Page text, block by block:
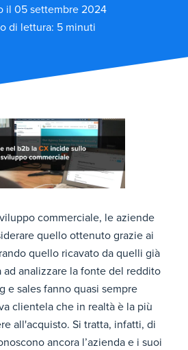
il 05 settembre 2024
di lettura: 5 minuti
commerciale, le aziende
quello ottenuto grazie ai
quello ricavato da quelli già
ad analizzare la fonte del reddito
e sales fanno quasi sempre
clientela che in realtà è la più
all'acquisto. Si tratta, infatti, di
ancora l’azienda e i suoi